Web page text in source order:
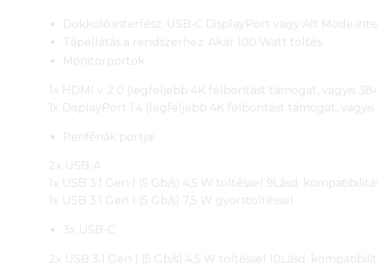
Dokkoló interfész: USB-C DisplayPort vagy Alt Mode
Tápellátás a rendszerhez: Akár 100 Watt töltés
Monitorportok
1x HDMI v. 2.0 (legfeljebb 4K felbontást támogat, vagyis
1x DisplayPort 1.4 (legfeljebb 4K felbontást támogat,
Perifériák portjai
2x USB-A
1x USB 3.1 Gen 1 (5 Gb/s) 4,5 W töltéssel 9Lásd:
1x USB 3.1 Gen 1 (5 Gb/s) 7,5 W gyorstöltéssel
3x USB-C
2x USB 3.1 Gen 1 (5 Gb/s) 4,5 W töltéssel 10Lásd: